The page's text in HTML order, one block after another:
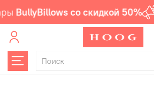
BullyBillows со скидкой 50%